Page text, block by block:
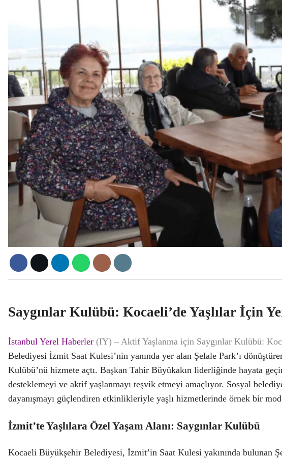
Saygınlar Kulübü: Kocaeli’de Yaşlılar İçin
İstanbul Yerel Haberler (IY) – Aktif Yaşlanma için Saygınlar Kulübü:
Belediyesi İzmit Saat Kulesi’nin yanında yer alan Şelale Park’ı
Kulübü’nü hizmete açtı. Başkan Tahir Büyükakın liderliğinde hayata
desteklemeyi ve aktif yaşlanmayı teşvik etmeyi amaçlıyor. Sosyal
dayanışmayı güçlendiren etkinlikleriyle yaşlı hizmetlerinde örnek bir
İzmit’te Yaşlılara Özel Yaşam Alanı: Saygınlar Kulübü
Kocaeli Büyükşehir Belediyesi, İzmit’in Saat Kulesi yakınında bulunan